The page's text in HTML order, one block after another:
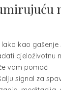
kao gašenje
cjeloživotnu
vam pomoći
signal za